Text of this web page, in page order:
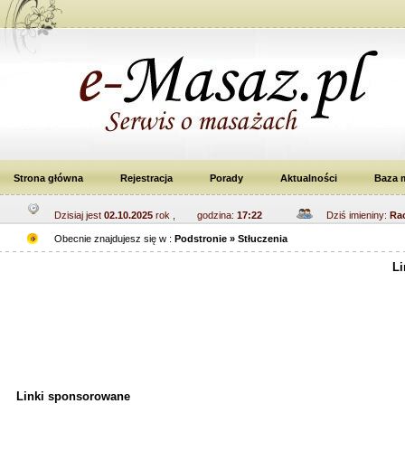
Strona główna Rejestracja Porady Aktualności Baza
Dzisiaj jest 02.10.2025 rok , godzina: 17:22 Dziś imieniny:
Obecnie znajdujesz się w : Podstronie » Stłuczenia
Linki sponsorowane